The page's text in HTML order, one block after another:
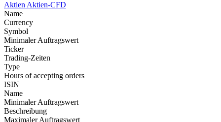
Aktien Aktien-CFD
Name
Currency
Symbol
Minimaler Auftragswert
Ticker
Trading-Zeiten
Type
Hours of accepting orders
ISIN
Name
Minimaler Auftragswert
Beschreibung
Maximaler Auftragswert